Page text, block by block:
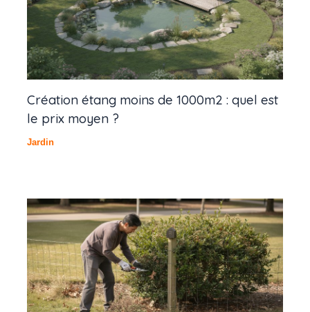
Création étang moins de 1000m2 : quel est
le prix moyen ?
Jardin